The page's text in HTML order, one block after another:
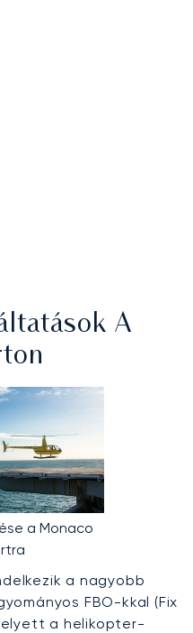
A
a Monaco
a nagyobb
FBO-kkal (Fix
a helikopter-